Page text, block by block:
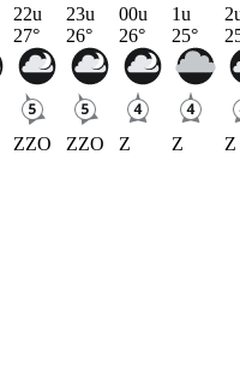
22u
27°
ZZO
23u
26°
ZZO
00u
26°
Z
1u
25°
Z Z